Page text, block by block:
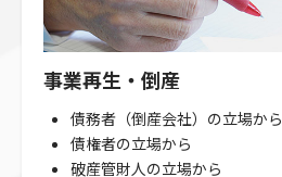
事業再生・倒産
債務者（倒産会社）の立場から
債権者の立場から
破産管財人の立場から